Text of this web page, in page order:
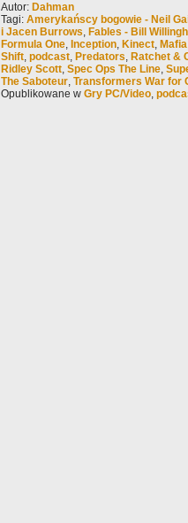
Autor: Dahman
Tagi: Amerykańscy bogowie - Neil
i Jacen Burrows, Fables - Bill
Formula One, Inception, Kinect,
Shift, podcast, Predators, Ratchet &
Ridley Scott, Spec Ops The Line,
The Saboteur, Transformers War for
Opublikowane w Gry PC/Video,